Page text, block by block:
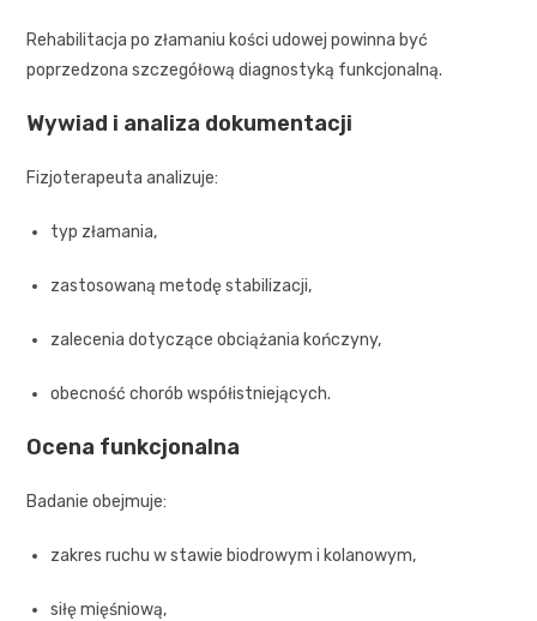
Rehabilitacja po złamaniu kości udowej powinna być
poprzedzona szczegółową diagnostyką funkcjonalną.
Wywiad i analiza dokumentacji
Fizjoterapeuta analizuje:
typ złamania,
zastosowaną metodę stabilizacji,
zalecenia dotyczące obciążania kończyny,
obecność chorób współistniejących.
Ocena funkcjonalna
Badanie obejmuje:
zakres ruchu w stawie biodrowym i kolanowym,
siłę mięśniową,